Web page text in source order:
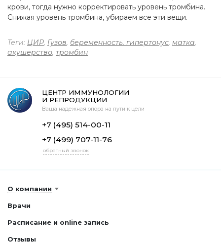
крови, тогда нужно корректировать уровень тромбина.
Снижая уровень тромбина, убираем все эти вещи.
Теги: ЦИР, Гузов, беременность. гипертонус, матка,
акушерство, тромбин
ЦЕНТР ИММУНОЛОГИИ
И РЕПРОДУКЦИИ
Ваша надежная опора на пути к цели
+7 (495) 514-00-11
+7 (499) 707-11-76
обратный звонок
О компании
Врачи
Расписание и online запись
Отзывы